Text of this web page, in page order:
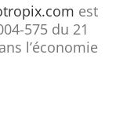
est
575 du 21
l’économie